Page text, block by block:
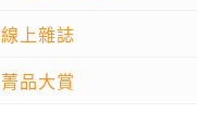
線上雜誌
菁品大賞